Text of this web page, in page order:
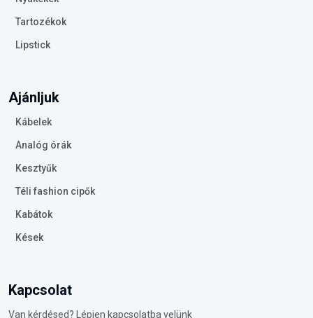
Tartozékok
Lipstick
Ajánljuk
Kábelek
Analóg órák
Kesztyűk
Téli fashion cipők
Kabátok
Kések
Kapcsolat
Van kérdésed? Lépjen kapcsolatba velünk